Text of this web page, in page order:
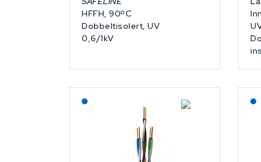
HFFH, 90ºC
Dobbeltisolert, UV
0,6/1kV